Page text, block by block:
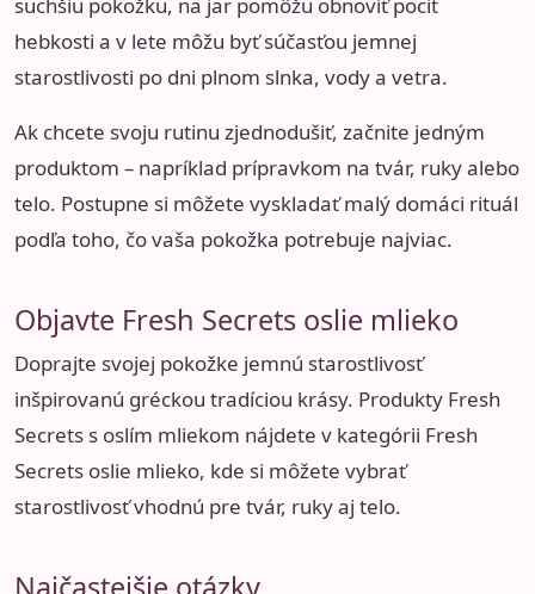
suchšiu pokožku, na jar pomôžu obnoviť pocit
hebkosti a v lete môžu byť súčasťou jemnej
starostlivosti po dni plnom slnka, vody a vetra.
Ak chcete svoju rutinu zjednodušiť, začnite jedným
produktom – napríklad prípravkom na tvár, ruky alebo
telo. Postupne si môžete vyskladať malý domáci rituál
podľa toho, čo vaša pokožka potrebuje najviac.
Objavte Fresh Secrets oslie mlieko
Doprajte svojej pokožke jemnú starostlivosť
inšpirovanú gréckou tradíciou krásy. Produkty Fresh
Secrets s oslím mliekom nájdete v kategórii Fresh
Secrets oslie mlieko, kde si môžete vybrať
starostlivosť vhodnú pre tvár, ruky aj telo.